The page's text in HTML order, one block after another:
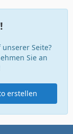
Seite?
Sie an
erstellen